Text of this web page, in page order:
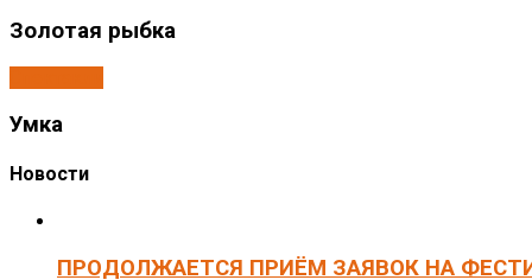
Золотая рыбка
Умка
Новости
ПРОДОЛЖАЕТСЯ ПРИЁМ ЗАЯВОК НА